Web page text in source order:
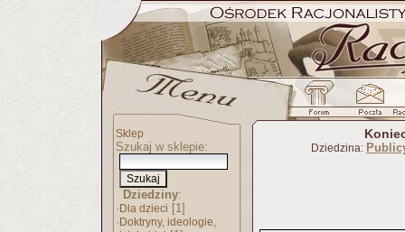
Sklep
Szukaj w sklepie:
Dziedziny:
· Dla dzieci [1]
· Doktryny, ideologie,
Dziedzina: